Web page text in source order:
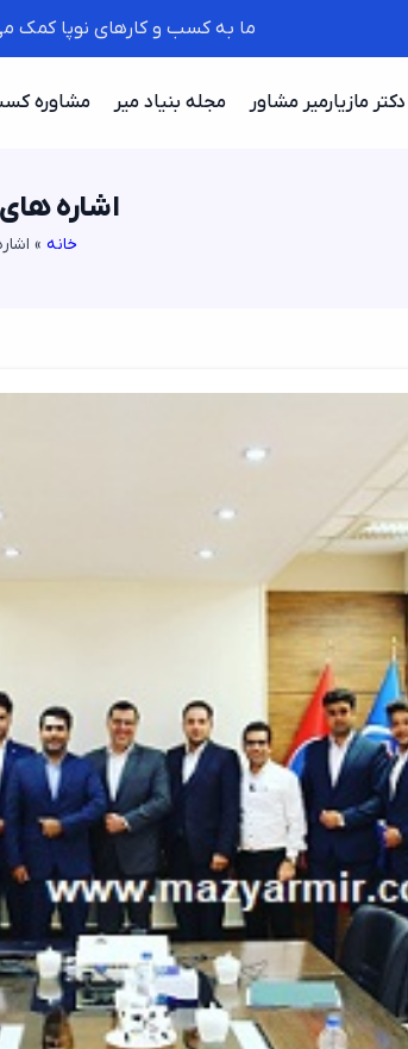
ما به کسب و کارهای نوپا کمک
دکتر مازیارمیر مشاور مجله بنیاد میر مشاوره
اشاره
خانه »